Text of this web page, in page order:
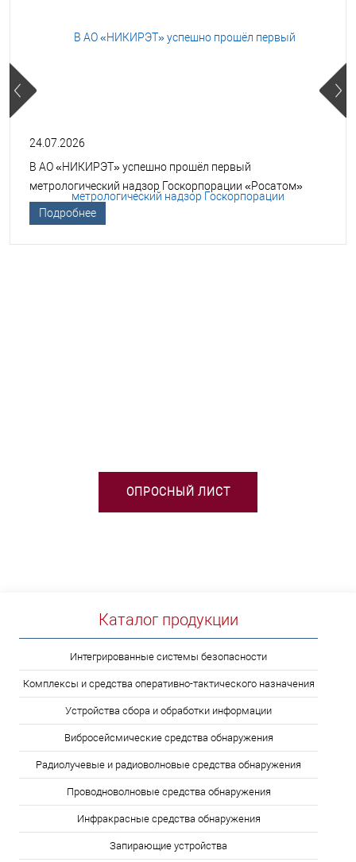
24.07.2026
В АО «НИКИРЭТ» успешно прошёл первый
метрологический надзор Госкорпорации «Росатом»
Подробнее
ОПРОСНЫЙ ЛИСТ
Каталог продукции
Интегрированные системы безопасности
Комплексы и средства оперативно-тактического назначения
Устройства сбора и обработки информации
Вибросейсмические средства обнаружения
Радиолучевые и радиоволновые средства обнаружения
Проводноволновые средства обнаружения
Инфракрасные средства обнаружения
Запирающие устройства